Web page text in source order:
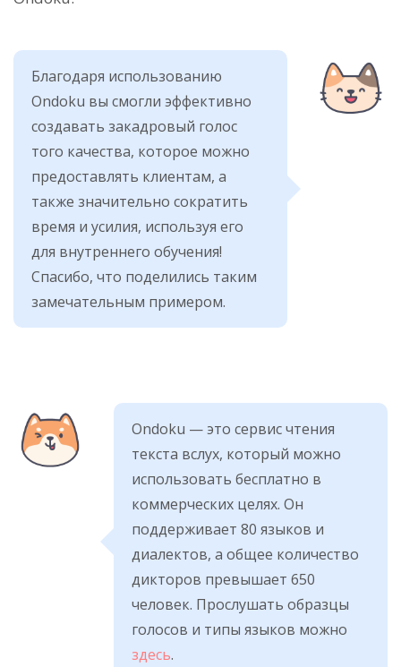
Благодаря использованию
Ondoku вы смогли эффективно
создавать закадровый голос
того качества, которое можно
предоставлять клиентам, а
также значительно сократить
время и усилия, используя его
для внутреннего обучения!
Спасибо, что поделились таким
замечательным примером.
Ondoku — это сервис чтения
текста вслух, который можно
использовать бесплатно в
коммерческих целях. Он
поддерживает 80 языков и
диалектов, а общее количество
дикторов превышает 650
человек. Прослушать образцы
голосов и типы языков можно
здесь.